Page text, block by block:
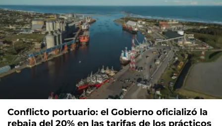
Conflicto portuario: el Gobierno oficializó la
rebaja del 20% en las tarifas de los prácticos